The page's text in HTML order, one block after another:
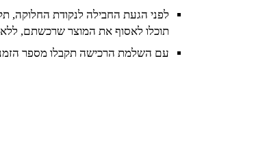
לפני הגעת החבילה לנקודת החלוקה,
תוכלו לאסוף את המוצר שרכשתם,
עם השלמת הרכישה תקבלו מספר